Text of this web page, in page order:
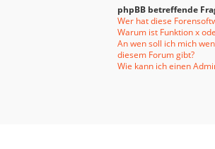
phpBB betreffende
Wer hat diese
Warum ist Funktion x
An wen soll ich mich
diesem Forum gibt?
Wie kann ich einen